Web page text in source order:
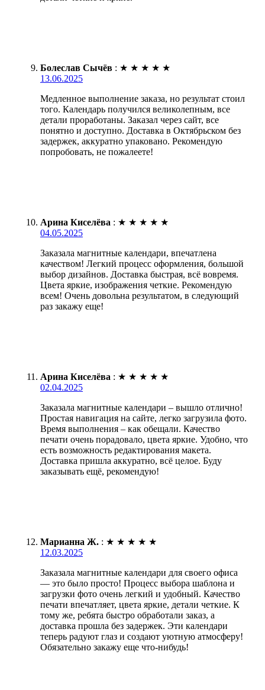
Болеслав Сычёв : ★ ★ ★ ★ ★
13.06.2025
Медленное выполнение заказа, но результат стоил
того. Календарь получился великолепным, все
детали проработаны. Заказал через сайт, все
понятно и доступно. Доставка в Октябрьском без
задержек, аккуратно упаковано. Рекомендую
попробовать, не пожалеете!
Арина Киселёва : ★ ★ ★ ★ ★
04.05.2025
Заказала магнитные календари, впечатлена
качеством! Легкий процесс оформления, большой
выбор дизайнов. Доставка быстрая, всё вовремя.
Цвета яркие, изображения четкие. Рекомендую
всем! Очень довольна результатом, в следующий
раз закажу еще!
Арина Киселёва : ★ ★ ★ ★ ★
02.04.2025
Заказала магнитные календари – вышло отлично!
Простая навигация на сайте, легко загрузила фото.
Время выполнения – как обещали. Качество
печати очень порадовало, цвета яркие. Удобно, что
есть возможность редактирования макета.
Доставка пришла аккуратно, всё целое. Буду
заказывать ещё, рекомендую!
Марианна Ж. : ★ ★ ★ ★ ★
12.03.2025
Заказала магнитные календари для своего офиса
— это было просто! Процесс выбора шаблона и
загрузки фото очень легкий и удобный. Качество
печати впечатляет, цвета яркие, детали четкие. К
тому же, ребята быстро обработали заказ, а
доставка прошла без задержек. Эти календари
теперь радуют глаз и создают уютную атмосферу!
Обязательно закажу еще что-нибудь!